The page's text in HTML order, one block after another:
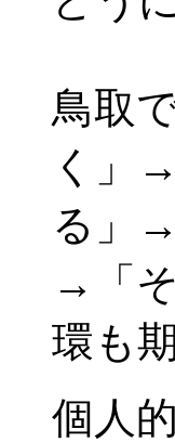
鳥取
く」
る」
→「
環も
個人